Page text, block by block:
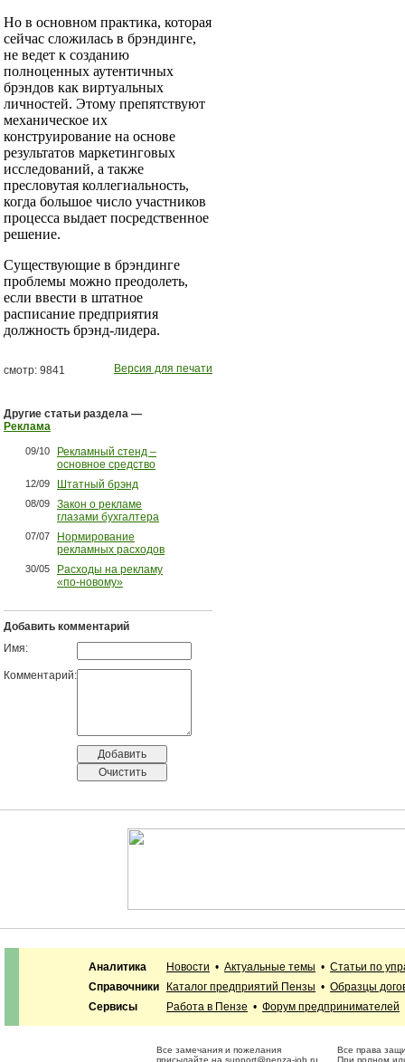
Но в основном практика, которая
сейчас сложилась в брэндинге,
не ведет к созданию
полноценных аутентичных
брэндов как виртуальных
личностей. Этому препятствуют
механическое их
конструирование на основе
результатов маркетинговых
исследований, а также
пресловутая коллегиальность,
когда большое число участников
процесса выдает посредственное
решение.
Существующие в брэндинге
проблемы можно преодолеть,
если ввести в штатное
расписание предприятия
должность брэнд-лидера.
смотр: 9841 Версия для печати
Другие статьи раздела —
Реклама
09/10
Рекламный стенд –
основное средство
12/09 Штатный брэнд
08/09
Закон о рекламе
глазами бухгалтера
07/07
Нормирование
рекламных расходов
30/05
Расходы на рекламу
«по-новому»
Добавить комментарий
Имя:
Комментарий:
Аналитика Новости • Актуальные темы • Статьи по
Справочники
Каталог предприятий Пензы • Образцы
Сервисы
Работа в Пензе • Форум предпринимателей
Все замечания и пожелания
присылайте на support@penza-job.ru
Все права
При полном